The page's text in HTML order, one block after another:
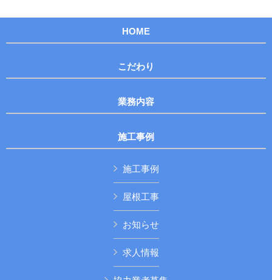
HOME
こだわり
業務内容
施工事例
施工事例
屋根工事
お知らせ
求人情報